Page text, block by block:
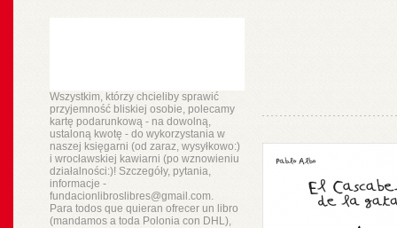
Wszystkim, którzy chcieliby sprawić
przyjemność bliskiej osobie, polecamy
kartę podarunkową - na dowolną,
ustaloną kwotę - do wykorzystania w
naszej księgarni (od zaraz, wysyłkowo:)
i wrocławskiej kawiarni (po wznowieniu
działalności:)! Szczegóły, pytania,
informacje -
fundacionlibroslibres@gmail.com.
Para todos que quieran ofrecer un libro
(mandamos a toda Polonia con DHL),